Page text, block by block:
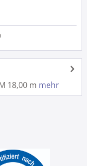
18,00 m mehr